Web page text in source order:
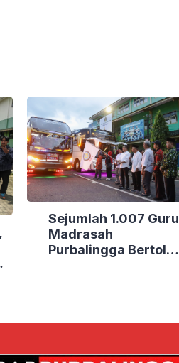
Sejumlah 1.007 Guru
Madrasah
Purbalingga Bertolak